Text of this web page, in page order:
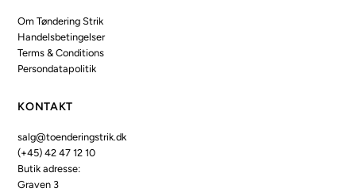
Om Tøndering Strik
Handelsbetingelser
Terms & Conditions
Persondatapolitik
KONTAKT
salg@toenderingstrik.dk
(+45) 42 47 12 10
Butik adresse:
Graven 3